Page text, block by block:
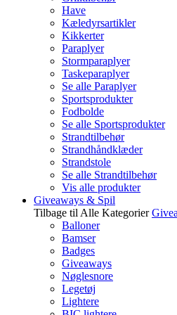
Have
Kæledyrsartikler
Kikkerter
Paraplyer
Stormparaplyer
Taskeparaplyer
Se alle Paraplyer
Sportsprodukter
Fodbolde
Se alle Sportsprodukter
Strandtilbehør
Strandhåndklæder
Strandstole
Se alle Strandtilbehør
Vis alle produkter
Giveaways & Spil
Tilbage til Alle Kategorier
Balloner
Bamser
Badges
Giveaways
Nøglesnore
Legetøj
Lightere